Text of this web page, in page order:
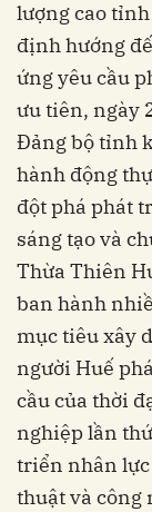
lượng cao
định hướng
ứng yêu cầu
ưu tiên, ngày
Đảng bộ tỉnh
hành động
đột phá phát
sáng tạo và
Thừa Thiên
ban hành
mục tiêu xây
người Huế
cầu của thời
nghiệp lần
triển nhân lực
thuật và công